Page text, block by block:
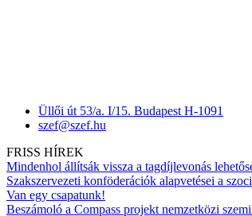
Üllői út 53/a. I/15. Budapest H-1091
szef@szef.hu
FRISS HÍREK
Mindenhol állítsák vissza a tagdíjlevonás
Szakszervezeti konföderációk alapvetései a
Van egy csapatunk!
Beszámoló a Compass projekt nemzetközi